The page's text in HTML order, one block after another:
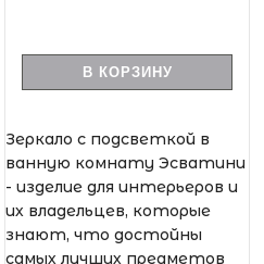
В КОРЗИНУ
Зеркало с подсветкой в
ванную комнату Эсватини
- изделие для интерьеров и
их владельцев, которые
знают, что достойны
самых лучших предметов